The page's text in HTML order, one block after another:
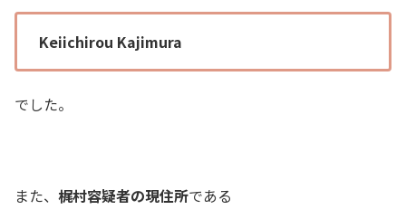
Keiichirou Kajimura
でした。
また、 梶村容疑者の現住所である